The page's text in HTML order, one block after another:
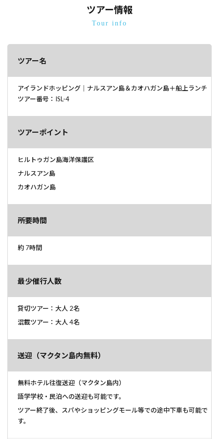
ツアー情報
Tour info
ツアー名
アイランドホッピング｜ナルスアン島＆カオハガン島＋船上ランチ
ツアー番号：ISL-4
ツアーポイント
ヒルトゥガン島海洋保護区
ナルスアン島
カオハガン島
所要時間
約 7時間
最少催行人数
貸切ツアー：大人 2名
混載ツアー：大人 4名
送迎（マクタン島内無料）
無料ホテル往復送迎（マクタン島内）
語学学校・民泊への送迎も可能です。
ツアー終了後、スパやショッピングモール等での途中下車も可能で
す。